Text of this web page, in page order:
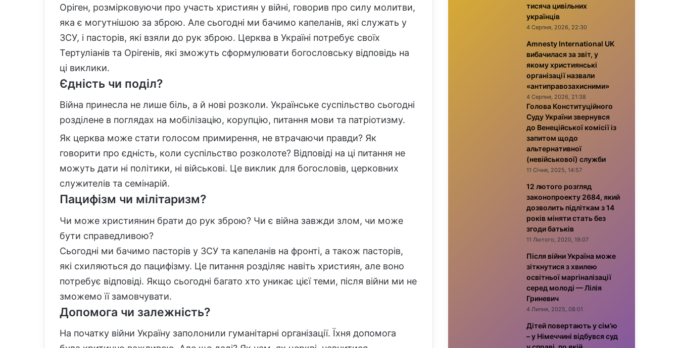
Оріген, розмірковуючи про участь християн у війні, говорив про силу молитви,
яка є могутнішою за зброю. Але сьогодні ми бачимо капеланів, які служать у
ЗСУ, і пасторів, які взяли до рук зброю. Церква в Україні потребує своїх
Тертуліанів та Орігенів, які зможуть сформулювати богословську відповідь на
ці виклики.
Єдність чи поділ?
Війна принесла не лише біль, а й нові розколи. Українське суспільство сьогодні
розділене в поглядах на мобілізацію, корупцію, питання мови та патріотизму.
Як церква може стати голосом примирення, не втрачаючи правди? Як
говорити про єдність, коли суспільство розколоте? Відповіді на ці питання не
можуть дати ні політики, ні військові. Це виклик для богословів, церковних
служителів та семінарій.
Пацифізм чи мілітаризм?
Чи може християнин брати до рук зброю? Чи є війна завжди злом, чи може
бути справедливою?
Сьогодні ми бачимо пасторів у ЗСУ та капеланів на фронті, а також пасторів,
які схиляються до пацифізму. Це питання розділяє навіть християн, але воно
потребує відповіді. Якщо сьогодні багато хто уникає цієї теми, після війни ми не
зможемо її замовчувати.
Допомога чи залежність?
На початку війни Україну заполонили гуманітарні організації. Їхня допомога
тисяча цивільних
українців
4 Серпня, 2026, 22:30
Amnesty International UK
вибачилася за звіт, у
якому християнські
організації назвали
«антиправозахисними»
4 Серпня, 2026, 21:38
Голова Конституційного
Суду України звернувся
до Венеційської комісії із
запитом щодо
альтернативної
(невійськової) служби
11 Січня, 2025, 14:57
12 лютого розгляд
законопроекту 2684, який
дозволить підліткам з 14
років міняти стать без
згоди батьків
11 Лютого, 2020, 19:07
Після війни Україна може
зіткнутися з хвилею
освітньої маргіналізації
серед молоді — Лілія
Гриневич
4 Липня, 2025, 08:01
Дітей повертають у сім’ю
– у Німеччині відбувся суд